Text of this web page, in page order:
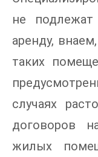
не
аренду,
таких
случаях
договоров
жилых